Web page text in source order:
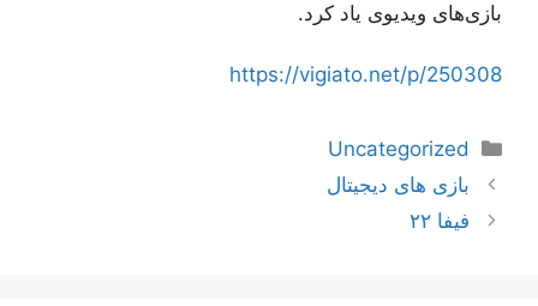
بازی‌های ویدیوی یاد کرد.
https://vigiato.net/p/250308
دسته‌ها
Uncategorized
ناوبری
نوشته‌ها
بازی های دیجیتال
فیفا ۲۲